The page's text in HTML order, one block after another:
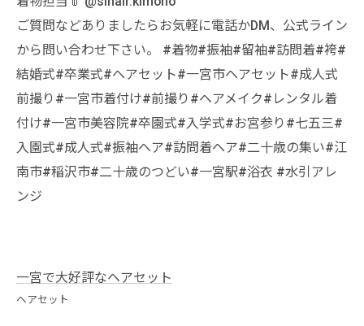
ご質問などありましたらお気軽に電話かDM、公式ライン
から問い合わせ下さい。 #着物#振袖#留袖#訪問着#袴#
結婚式#卒業式#ヘアセット#一宮市ヘアセット#成人式
前撮り#一宮市着付け#前撮り#ヘアメイク#レンタル着
付け#一宮市美容院#卒園式#入学式#お宮参り#七五三#
入園式#成人式#振袖ヘア#訪問着ヘア#二十歳の集い#江
南市#稲沢市#二十歳のつどい#一宮駅#浴衣 #水引アレ
ンジ
一宮で大好評なヘアセット
ヘアセット